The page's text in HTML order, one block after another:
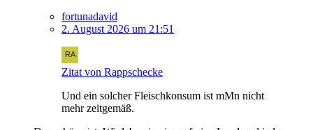
fortunadavid
2. August 2026 um 21:51
Zitat von Rappschecke
Und ein solcher Fleischkonsum ist mMn nicht
mehr zeitgemäß.